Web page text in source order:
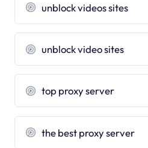
unblock videos sites
unblock video sites
top proxy server
the best proxy server